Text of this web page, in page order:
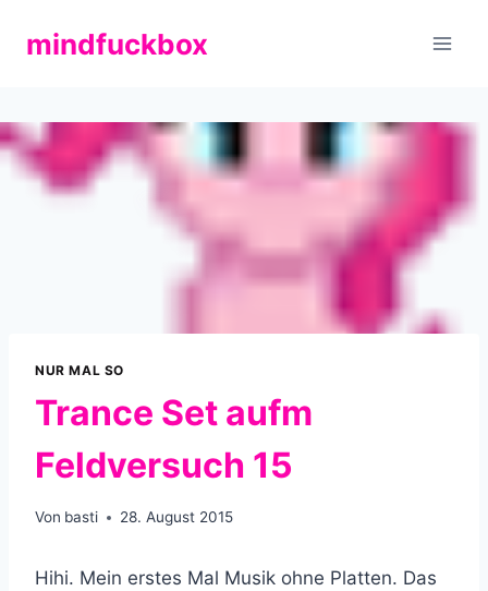
Inhaltmindfuckbox
NUR MAL SO
Trance Set aufm
Feldversuch 15
Von basti 28. August 2015
Hihi. Mein erstes Mal Musik ohne Platten. Das